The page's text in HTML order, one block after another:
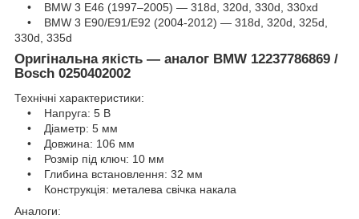
• BMW 3 E46 (1997–2005) — 318d, 320d, 330d, 330xd
• BMW 3 E90/E91/E92 (2004-2012) — 318d, 320d, 325d,
330d, 335d
Оригінальна якість — аналог BMW 12237786869 /
Bosch 0250402002
Технічні характеристики:
• Напруга: 5 В
• Діаметр: 5 мм
• Довжина: 106 мм
• Розмір під ключ: 10 мм
• Глибина встановлення: 32 мм
• Конструкція: металева свічка накала
Аналоги: